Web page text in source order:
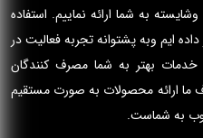
به شما ارائه نماییم. استفاده
ایم وبه پشتوانه تجربه فعالیت در
خدمات بهتر به شما مصرف کنندگان
ما ارائه محصولات به صورت مستقیم
به شماست.